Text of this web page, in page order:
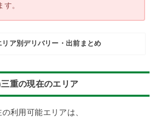
。
リア別デリバリー・出前まとめ
重の現在のエリア
利用可能エリアは、